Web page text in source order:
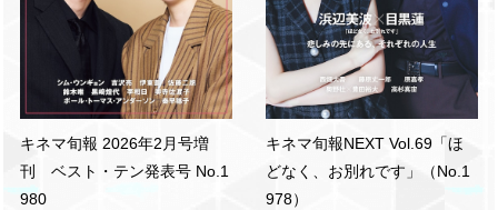
キネマ旬報 2026年2月号増
刊 ベスト・テン発表号 No.1
980
キネマ旬報NEXT Vol.69「ほ
どなく、お別れです」（No.1
978）